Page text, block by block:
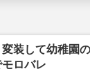
装して幼稚園
ロバレ